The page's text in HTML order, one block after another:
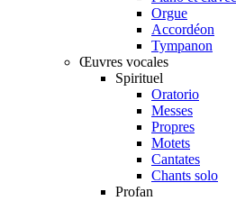
Orgue
Accordéon
Tympanon
Œuvres vocales
Spirituel
Oratorio
Messes
Propres
Motets
Cantates
Chants solo
Profan